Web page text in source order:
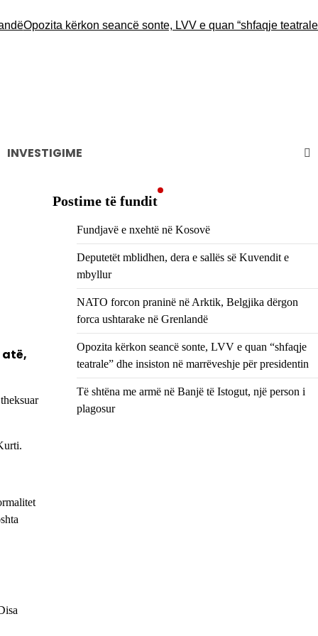
Opozita kërkon seancë sonte, LVV e quan “shfaqje
INVESTIGIME
atë,
Postime të fundit
Fundjavë e nxehtë në Kosovë
Deputetët mblidhen, dera e sallës së Kuvendit e
mbyllur
NATO forcon praninë në Arktik, Belgjika dërgon
forca ushtarake në Grenlandë
Opozita kërkon seancë sonte, LVV e quan “shfaqje
teatrale” dhe insiston në marrëveshje për presidentin
Të shtëna me armë në Banjë të Istogut, një person i
plagosur